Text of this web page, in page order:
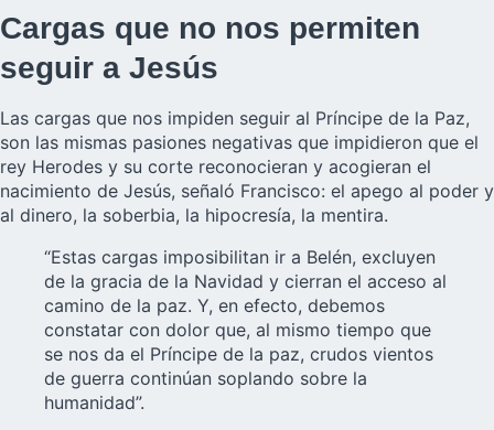
Cargas que no nos permiten
seguir a Jesús
Las cargas que nos impiden seguir al Príncipe de la Paz,
son las mismas pasiones negativas que impidieron que el
rey Herodes y su corte reconocieran y acogieran el
nacimiento de Jesús, señaló Francisco: el apego al poder y
al dinero, la soberbia, la hipocresía, la mentira.
“Estas cargas imposibilitan ir a Belén, excluyen
de la gracia de la Navidad y cierran el acceso al
camino de la paz. Y, en efecto, debemos
constatar con dolor que, al mismo tiempo que
se nos da el Príncipe de la paz, crudos vientos
de guerra continúan soplando sobre la
humanidad”.